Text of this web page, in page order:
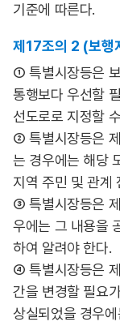
기준에 따른다.
제17조의 2 (보행
① 특별시장등은
통행보다 우선할
선도로로 지정할
② 특별시장등은
는 경우에는 해당
지역 주민 및 관계
③ 특별시장등은
우에는 그 내용을
하여 알려야 한다.
④ 특별시장등은
간을 변경할 필요
상실되었을 경우